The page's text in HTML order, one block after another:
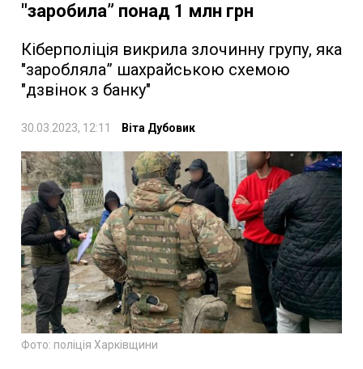
"заробила” понад 1 млн грн
Кіберполіція викрила злочинну групу, яка
"заробляла” шахрайською схемою
"дзвінок з банку"
30.03.2023, 12:11 Віта Дубовик
Фото: поліція Харківщини